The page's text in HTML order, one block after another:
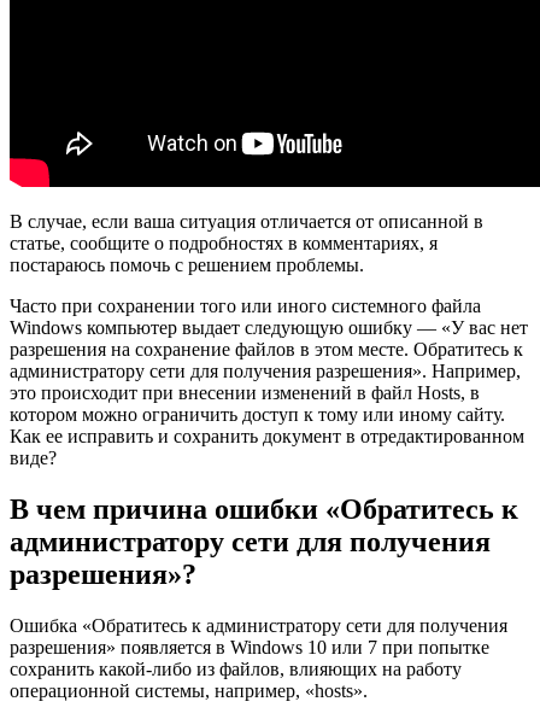
В случае, если ваша ситуация отличается от описанной в
статье, сообщите о подробностях в комментариях, я
постараюсь помочь с решением проблемы.
Часто при сохранении того или иного системного файла
Windows компьютер выдает следующую ошибку — «У вас нет
разрешения на сохранение файлов в этом месте. Обратитесь к
администратору сети для получения разрешения». Например,
это происходит при внесении изменений в файл Hosts, в
котором можно ограничить доступ к тому или иному сайту.
Как ее исправить и сохранить документ в отредактированном
виде?
В чем причина ошибки «Обратитесь к
администратору сети для получения
разрешения»?
Ошибка «Обратитесь к администратору сети для получения
разрешения» появляется в Windows 10 или 7 при попытке
сохранить какой-либо из файлов, влияющих на работу
операционной системы, например, «hosts».